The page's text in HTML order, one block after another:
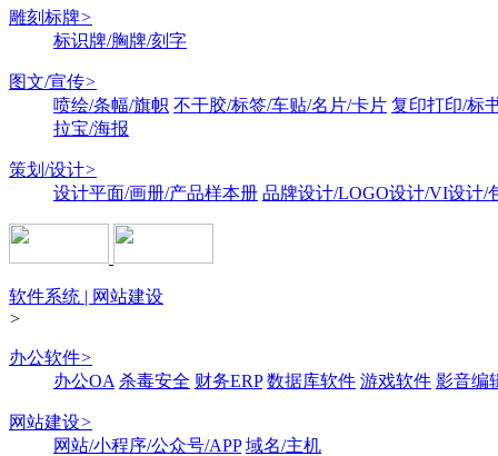
雕刻标牌>
标识牌/胸牌/刻字
图文/宣传>
喷绘/条幅/旗帜 不干胶/标签/车贴/名片/卡片 复印打印/标
拉宝/海报
策划/设计>
设计平面/画册/产品样本册 品牌设计/LOGO设计/VI设计/
软件系统 | 网站建设
>
办公软件>
办公OA 杀毒安全 财务ERP 数据库软件 游戏软件 影音编
网站建设>
网站/小程序/公众号/APP 域名/主机